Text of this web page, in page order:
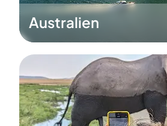
Australien